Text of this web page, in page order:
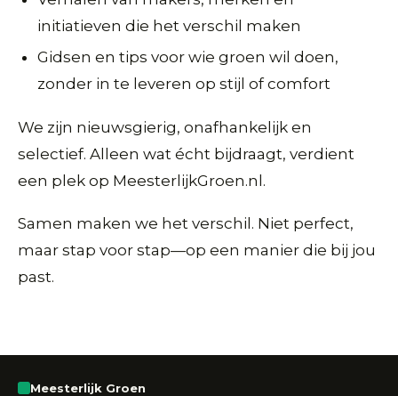
initiatieven die het verschil maken
Gidsen en tips voor wie groen wil doen,
zonder in te leveren op stijl of comfort
We zijn nieuwsgierig, onafhankelijk en
selectief. Alleen wat écht bijdraagt, verdient
een plek op MeesterlijkGroen.nl.
Samen maken we het verschil. Niet perfect,
maar stap voor stap—op een manier die bij jou
past.
Meesterlijk Groen